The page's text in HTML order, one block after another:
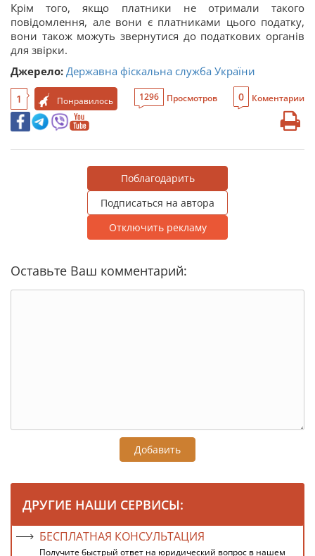
Крім того, якщо платники не отримали такого
повідомлення, але вони є платниками цього податку,
вони також можуть звернутися до податкових органів
для звірки.
Джерело: Державна фіскальна служба України
1 Понравилось 1296 Просмотров 0 Коментарии
Поблагодарить
Подписаться на автора
Отключить рекламу
Оставьте Ваш комментарий:
Добавить
ДРУГИЕ НАШИ СЕРВИСЫ:
БЕСПЛАТНАЯ КОНСУЛЬТАЦИЯ
Получите быстрый ответ на юридический вопрос в нашем